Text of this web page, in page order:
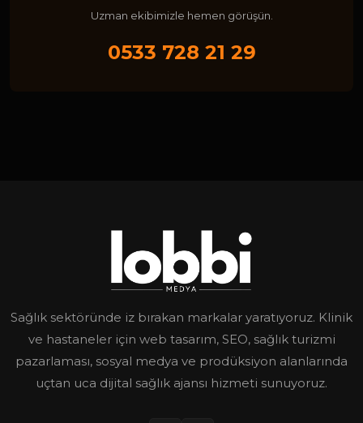
Uzman ekibimizle hemen görüşün.
0533 728 21 29
Sağlık sektöründe iz bırakan markalar yaratıyoruz. Klinik
ve hastaneler için web tasarım, SEO, sağlık turizmi
pazarlaması, sosyal medya ve prodüksiyon alanlarında
uçtan uca dijital sağlık ajansı hizmeti sunuyoruz.